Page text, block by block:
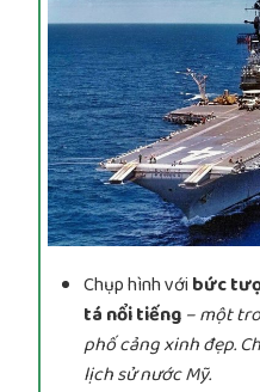
Chụp hình với bức
tá nổi tiếng – một
phố cảng xinh đẹp.
lịch sử nước Mỹ.